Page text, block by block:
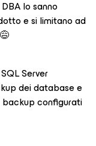
lo sanno
e si limitano ad
Server
dei database e
configurati